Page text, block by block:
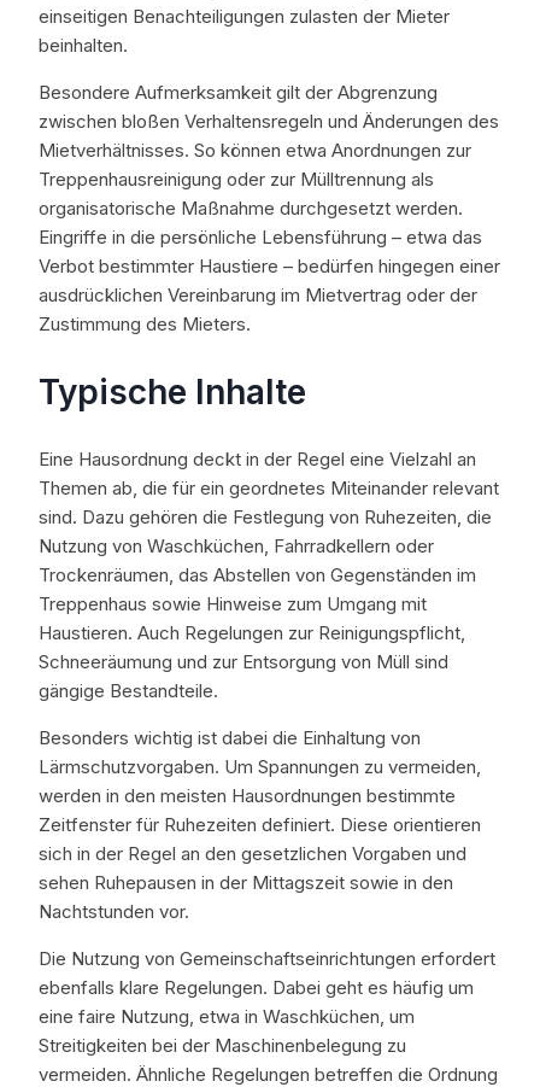
einseitigen Benachteiligungen zulasten der Mieter
beinhalten.
Besondere Aufmerksamkeit gilt der Abgrenzung
zwischen bloßen Verhaltensregeln und Änderungen des
Mietverhältnisses. So können etwa Anordnungen zur
Treppenhausreinigung oder zur Mülltrennung als
organisatorische Maßnahme durchgesetzt werden.
Eingriffe in die persönliche Lebensführung – etwa das
Verbot bestimmter Haustiere – bedürfen hingegen einer
ausdrücklichen Vereinbarung im Mietvertrag oder der
Zustimmung des Mieters.
Typische Inhalte
Eine Hausordnung deckt in der Regel eine Vielzahl an
Themen ab, die für ein geordnetes Miteinander relevant
sind. Dazu gehören die Festlegung von Ruhezeiten, die
Nutzung von Waschküchen, Fahrradkellern oder
Trockenräumen, das Abstellen von Gegenständen im
Treppenhaus sowie Hinweise zum Umgang mit
Haustieren. Auch Regelungen zur Reinigungspflicht,
Schneeräumung und zur Entsorgung von Müll sind
gängige Bestandteile.
Besonders wichtig ist dabei die Einhaltung von
Lärmschutzvorgaben. Um Spannungen zu vermeiden,
werden in den meisten Hausordnungen bestimmte
Zeitfenster für Ruhezeiten definiert. Diese orientieren
sich in der Regel an den gesetzlichen Vorgaben und
sehen Ruhepausen in der Mittagszeit sowie in den
Nachtstunden vor.
Die Nutzung von Gemeinschaftseinrichtungen erfordert
ebenfalls klare Regelungen. Dabei geht es häufig um
eine faire Nutzung, etwa in Waschküchen, um
Streitigkeiten bei der Maschinenbelegung zu
vermeiden. Ähnliche Regelungen betreffen die Ordnung